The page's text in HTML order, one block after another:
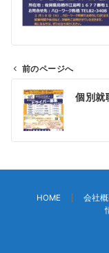
ビ
ー
前のページへ
個別就
HOME 会社